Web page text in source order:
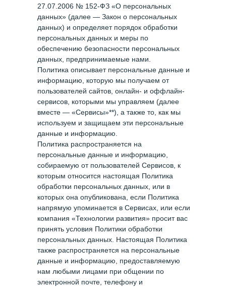
27.07.2006 № 152-ФЗ «О персональных
данных» (далее — Закон о персональных
данных) и определяет порядок обработки
персональных данных и меры по
обеспечению безопасности персональных
данных, предпринимаемые нами.
Политика описывает персональные данные и
информацию, которую мы получаем от
пользователей сайтов, онлайн- и оффлайн-
сервисов, которыми мы управляем (далее
вместе — «Сервисы»**), а также то, как мы
используем и защищаем эти персональные
данные и информацию.
Политика распространяется на
персональные данные и информацию,
собираемую от пользователей Сервисов, к
которым относится настоящая Политика
обработки персональных данных, или в
которых она опубликована, если Политика
напрямую упоминается в Сервисах, или если
компания «Технологии развития» просит вас
принять условия Политики обработки
персональных данных. Настоящая Политика
также распространяется на персональные
данные и информацию, предоставляемую
нам любыми лицами при общении по
электронной почте, телефону и